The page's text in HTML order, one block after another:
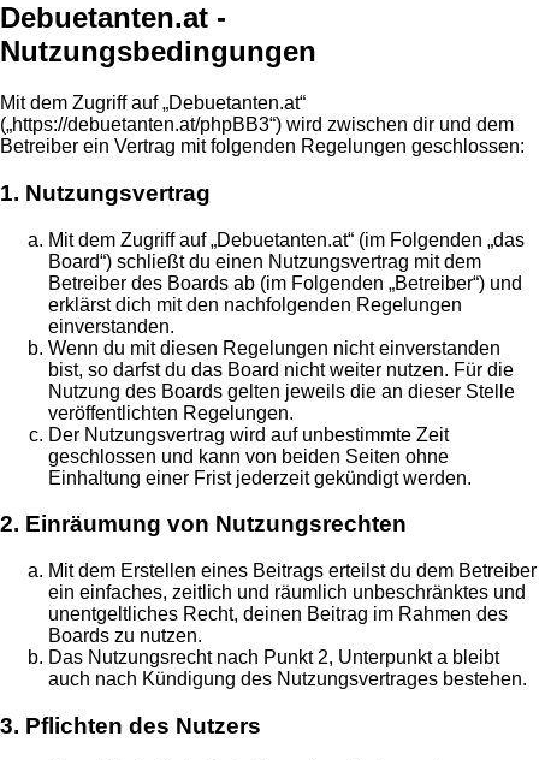
Debuetanten.at -
Nutzungsbedingungen
Mit dem Zugriff auf „Debuetanten.at“
(„https://debuetanten.at/phpBB3“) wird zwischen dir und dem
Betreiber ein Vertrag mit folgenden Regelungen geschlossen:
1. Nutzungsvertrag
Mit dem Zugriff auf „Debuetanten.at“ (im Folgenden „das
Board“) schließt du einen Nutzungsvertrag mit dem
Betreiber des Boards ab (im Folgenden „Betreiber“) und
erklärst dich mit den nachfolgenden Regelungen
einverstanden.
Wenn du mit diesen Regelungen nicht einverstanden
bist, so darfst du das Board nicht weiter nutzen. Für die
Nutzung des Boards gelten jeweils die an dieser Stelle
veröffentlichten Regelungen.
Der Nutzungsvertrag wird auf unbestimmte Zeit
geschlossen und kann von beiden Seiten ohne
Einhaltung einer Frist jederzeit gekündigt werden.
2. Einräumung von Nutzungsrechten
Mit dem Erstellen eines Beitrags erteilst du dem Betreiber
ein einfaches, zeitlich und räumlich unbeschränktes und
unentgeltliches Recht, deinen Beitrag im Rahmen des
Boards zu nutzen.
Das Nutzungsrecht nach Punkt 2, Unterpunkt a bleibt
auch nach Kündigung des Nutzungsvertrages bestehen.
3. Pflichten des Nutzers